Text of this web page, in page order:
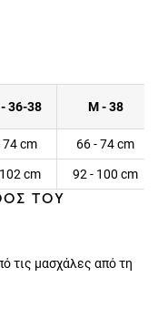
36-38 M - 38
ΤΟΥ
μασχάλες από τη
μέσης από τη μία έως